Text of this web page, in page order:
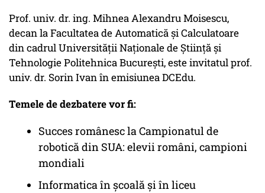
Prof. univ. dr. ing. Mihnea Alexandru Moisescu,
decan la Facultatea de Automatică și Calculatoare
din cadrul Universității Naționale de Știință și
Tehnologie Politehnica București, este invitatul prof.
univ. dr. Sorin Ivan în emisiunea DCEdu.
Temele de dezbatere vor fi:
Succes românesc la Campionatul de
robotică din SUA: elevii români, campioni
mondiali
Informatica în școală și în liceu